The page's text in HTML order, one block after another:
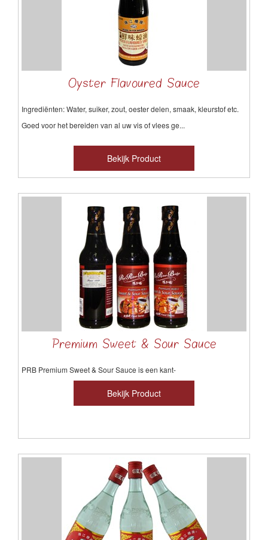
Oyster Flavoured Sauce
Ingrediënten: Water, suiker, zout, oester delen, smaak, kleurstof etc.
Goed voor het bereiden van al uw vis of vlees ge...
Bekijk Product
Premium Sweet & Sour Sauce
PRB Premium Sweet & Sour Sauce is een kant-
Bekijk Product